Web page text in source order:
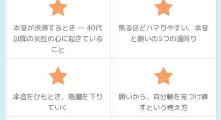
本音が渋滞するとき ― 40代
以降の女性の心に起きている
こと
焦るほどハマりやすい、本音
と願いの5つの遠回り
本音をひもとき、階層を下り
ていく
願いから、自分軸を見つけ直
すという考え方